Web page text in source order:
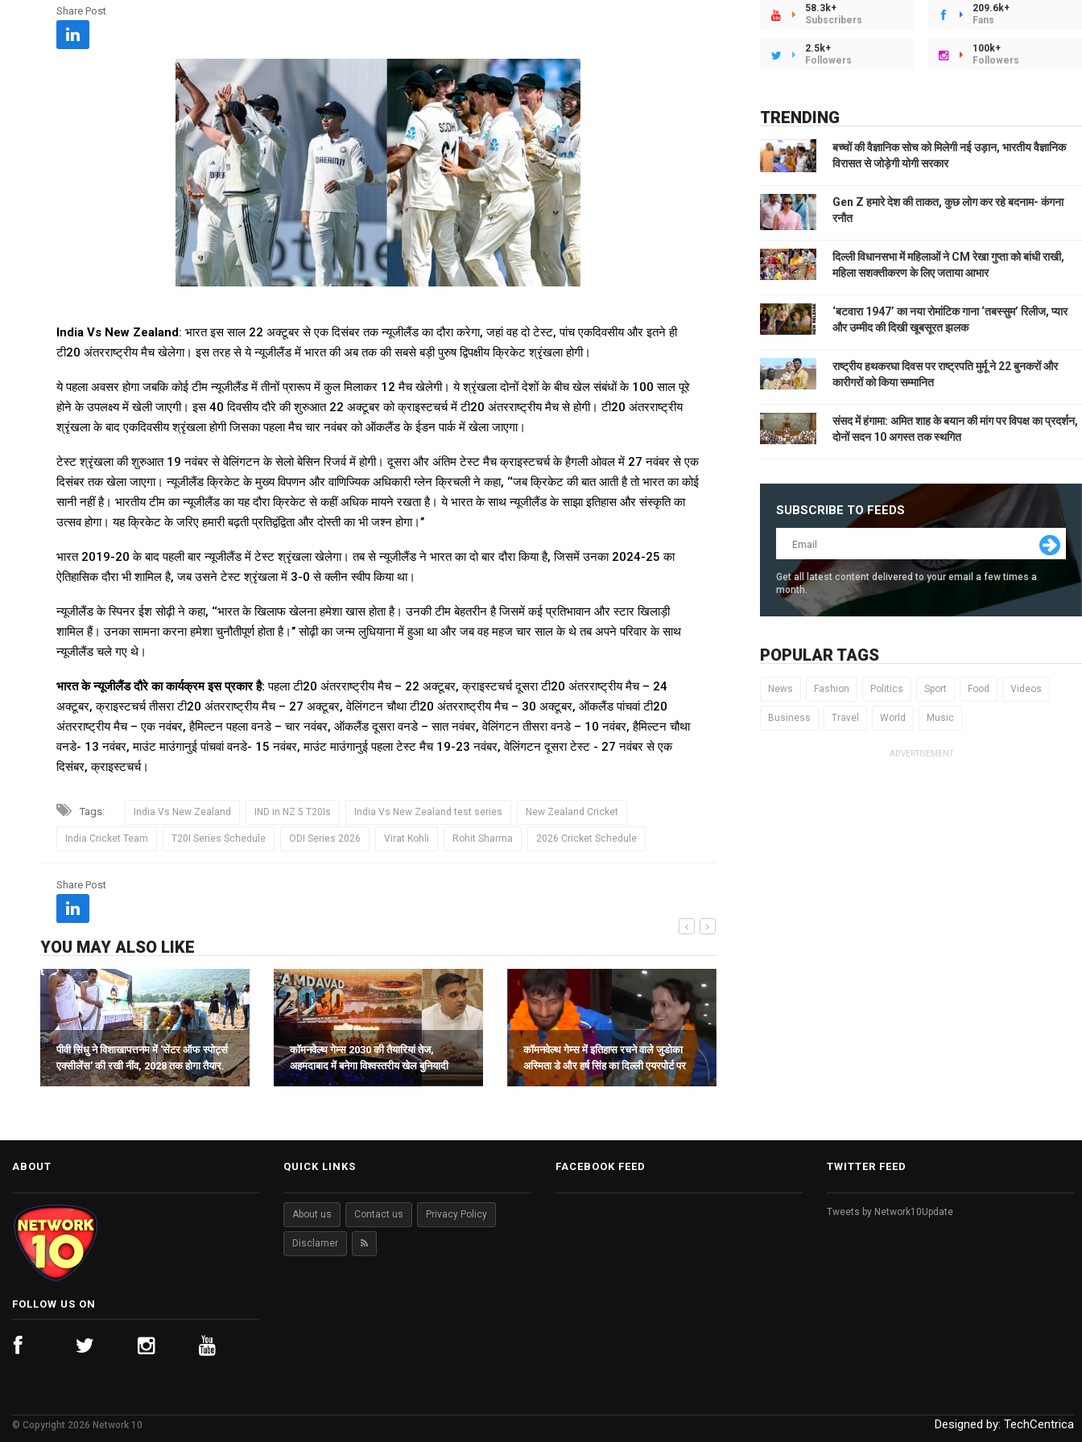
Share Post
India Vs New Zealand: भारत इस साल 22 अक्टूबर से एक दिसंबर तक न्यूजीलैंड का दौरा करेगा, जहां वह दो टेस्ट, पांच एकदिवसीय और इतने ही
टी20 अंतरराष्ट्रीय मैच खेलेगा। इस तरह से ये न्यूजीलैंड में भारत की अब तक की सबसे बड़ी पुरुष द्विपक्षीय क्रिकेट श्रृंखला होगी।
ये पहला अवसर होगा जबकि कोई टीम न्यूजीलैंड में तीनों प्रारूप में कुल मिलाकर 12 मैच खेलेगी। ये श्रृंखला दोनों देशों के बीच खेल संबंधों के 100 साल पूरे
होने के उपलक्ष्य में खेली जाएगी। इस 40 दिवसीय दौरे की शुरुआत 22 अक्टूबर को क्राइस्टचर्च में टी20 अंतरराष्ट्रीय मैच से होगी। टी20 अंतरराष्ट्रीय
श्रृंखला के बाद एकदिवसीय श्रृंखला होगी जिसका पहला मैच चार नवंबर को ऑकलैंड के ईडन पार्क में खेला जाएगा।
टेस्ट श्रृंखला की शुरुआत 19 नवंबर से वेलिंगटन के सेलो बेसिन रिजर्व में होगी। दूसरा और अंतिम टेस्ट मैच क्राइस्टचर्च के हैगली ओवल में 27 नवंबर से एक
दिसंबर तक खेला जाएगा। न्यूजीलैंड क्रिकेट के मुख्य विपणन और वाणिज्यिक अधिकारी ग्लेन क्रिचली ने कहा, ‘‘जब क्रिकेट की बात आती है तो भारत का कोई
सानी नहीं है। भारतीय टीम का न्यूजीलैंड का यह दौरा क्रिकेट से कहीं अधिक मायने रखता है। ये भारत के साथ न्यूजीलैंड के साझा इतिहास और संस्कृति का
उत्सव होगा। यह क्रिकेट के जरिए हमारी बढ़ती प्रतिद्वंद्विता और दोस्ती का भी जश्न होगा।’’
भारत 2019-20 के बाद पहली बार न्यूजीलैंड में टेस्ट श्रृंखला खेलेगा। तब से न्यूजीलैंड ने भारत का दो बार दौरा किया है, जिसमें उनका 2024-25 का
ऐतिहासिक दौरा भी शामिल है, जब उसने टेस्ट श्रृंखला में 3-0 से क्लीन स्वीप किया था।
न्यूजीलैंड के स्पिनर ईश सोढ़ी ने कहा, ‘‘भारत के खिलाफ खेलना हमेशा खास होता है। उनकी टीम बेहतरीन है जिसमें कई प्रतिभावान और स्टार खिलाड़ी
शामिल हैं। उनका सामना करना हमेशा चुनौतीपूर्ण होता है।’’ सोढ़ी का जन्म लुधियाना में हुआ था और जब वह महज चार साल के थे तब अपने परिवार के साथ
न्यूजीलैंड चले गए थे।
भारत के न्यूजीलैंड दौरे का कार्यक्रम इस प्रकार है: पहला टी20 अंतरराष्ट्रीय मैच – 22 अक्टूबर, क्राइस्टचर्च दूसरा टी20 अंतरराष्ट्रीय मैच – 24
अक्टूबर, क्राइस्टचर्च तीसरा टी20 अंतरराष्ट्रीय मैच – 27 अक्टूबर, वेलिंगटन चौथा टी20 अंतरराष्ट्रीय मैच – 30 अक्टूबर, ऑकलैंड पांचवां टी20
अंतरराष्ट्रीय मैच – एक नवंबर, हैमिल्टन पहला वनडे – चार नवंबर, ऑकलैंड दूसरा वनडे – सात नवंबर, वेलिंगटन तीसरा वनडे – 10 नवंबर, हैमिल्टन चौथा
वनडे- 13 नवंबर, माउंट माउंगानुई पांचवां वनडे- 15 नवंबर, माउंट माउंगानुई पहला टेस्ट मैच 19-23 नवंबर, वेलिंगटन दूसरा टेस्ट - 27 नवंबर से एक
दिसंबर, क्राइस्टचर्च।
Tags: India Vs New Zealand IND in NZ 5 T20Is India Vs New Zealand test series New Zealand Cricket
India Cricket Team T20I Series Schedule ODI Series 2026 Virat Kohli Rohit Sharma 2026 Cricket Schedule
Share Post
YOU MAY ALSO LIKE
पीवी सिंधु ने विशाखापत्तनम में 'सेंटर ऑफ स्पोर्ट्स
एक्सीलेंस' की रखी नींव, 2028 तक होगा तैयार.
कॉमनवेल्थ गेम्स 2030 की तैयारियां तेज,
अहमदाबाद में बनेगा विश्वस्तरीय खेल बुनियादी
ढांचा: हर्ष संघवी.
कॉमनवेल्थ गेम्स में इतिहास रचने वाले जुडोका
अस्मिता डे और हर्ष सिंह का दिल्ली एयरपोर्ट पर
भव्य स्वागत.
58.3k+
Subscribers
209.6k+
Fans
2.5k+
Followers
100k+
Followers
TRENDING
बच्चों की वैज्ञानिक सोच को मिलेगी नई उड़ान, भारतीय वैज्ञानिक
विरासत से जोड़ेगी योगी सरकार
Gen Z हमारे देश की ताकत, कुछ लोग कर रहे बदनाम- कंगना
रनौत
दिल्ली विधानसभा में महिलाओं ने CM रेखा गुप्ता को बांधी राखी,
महिला सशक्तीकरण के लिए जताया आभार
‘बटवारा 1947’ का नया रोमांटिक गाना ‘तबस्सुम’ रिलीज, प्यार
और उम्मीद की दिखी खूबसूरत झलक
राष्ट्रीय हथकरघा दिवस पर राष्ट्रपति मुर्मू ने 22 बुनकरों और
कारीगरों को किया सम्मानित
संसद में हंगामा: अमित शाह के बयान की मांग पर विपक्ष का प्रदर्शन,
दोनों सदन 10 अगस्त तक स्थगित
SUBSCRIBE TO FEEDS
Get all latest content delivered to your email a few times a
month.
POPULAR TAGS
News Fashion Politics Sport Food Videos
Business Travel World Music
ADVERTISEMENT
ABOUT
FOLLOW US ON
QUICK LINKS
About us Contact us Privacy Policy
Disclamer
FACEBOOK FEED TWITTER FEED
Tweets by Network10Update
© Copyright 2026 Network 10 Designed by: TechCentrica